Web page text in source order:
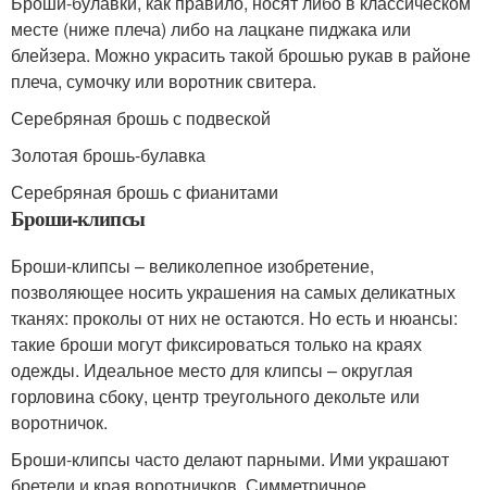
месте (ниже плеча) либо на лацкане пиджака или
блейзера. Можно украсить такой брошью рукав в районе
плеча, сумочку или воротник свитера.
Серебряная брошь с подвеской
Золотая брошь-булавка
Серебряная брошь с фианитами
Броши-клипсы
Броши-клипсы – великолепное изобретение,
позволяющее носить украшения на самых деликатных
тканях: проколы от них не остаются. Но есть и нюансы:
такие броши могут фиксироваться только на краях
одежды. Идеальное место для клипсы – округлая
горловина сбоку, центр треугольного декольте или
воротничок.
Броши-клипсы часто делают парными. Ими украшают